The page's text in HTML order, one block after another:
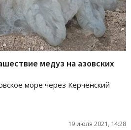
медуз на азовских
море через Керченский
19 июля 2021, 14:28